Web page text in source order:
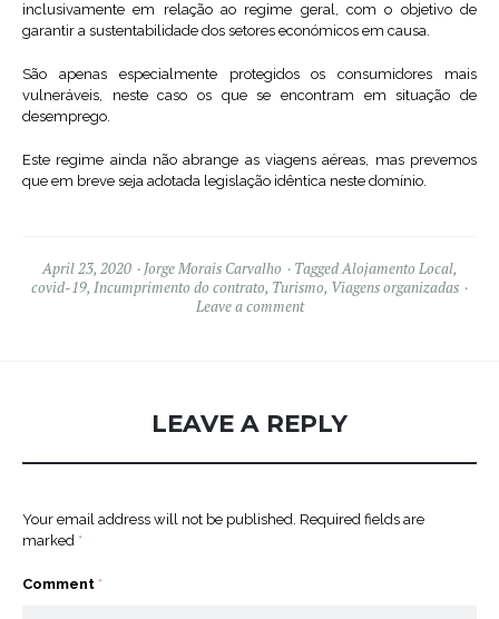
inclusivamente em relação ao regime geral, com o objetivo de
garantir a sustentabilidade dos setores económicos em causa.
São apenas especialmente protegidos os consumidores mais
vulneráveis, neste caso os que se encontram em situação de
desemprego.
Este regime ainda não abrange as viagens aéreas, mas prevemos
que em breve seja adotada legislação idêntica neste domínio.
April 23, 2020 Jorge Morais Carvalho TaggedAlojamento Local,
covid-19, Incumprimento do contrato, Turismo, Viagens organizadas
Leave a comment
LEAVE A REPLY
Your email address will not be published. Required fields are
marked *
Comment *